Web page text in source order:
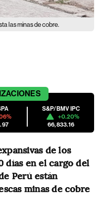
las minas de cobre.
S&P/BMV IPC
+0.20%
66,833.16
de los
días en el cargo del
Perú están
minas de cobre